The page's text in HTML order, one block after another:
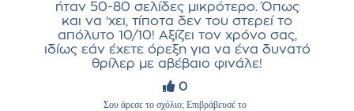
ήταν 50-80 σελίδες μικρότερο. Όπως
και να 'χει, τίποτα δεν του στερεί το
απόλυτο 10/10! Αξίζει τον χρόνο σας,
ιδίως εάν έχετε όρεξη για να ένα δυνατό
θρίλερ με αβέβαιο φινάλε!
0
Σου άρεσε το σχόλιο; Επιβράβευσέ το